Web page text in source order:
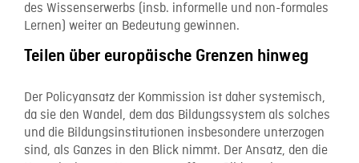
des Wissenserwerbs (insb. informelle und non-formales
Lernen) weiter an Bedeutung gewinnen.
Teilen über europäische Grenzen hinweg
Der Policyansatz der Kommission ist daher systemisch,
da sie den Wandel, dem das Bildungssystem als solches
und die Bildungsinstitutionen insbesondere unterzogen
sind, als Ganzes in den Blick nimmt. Der Ansatz, den die